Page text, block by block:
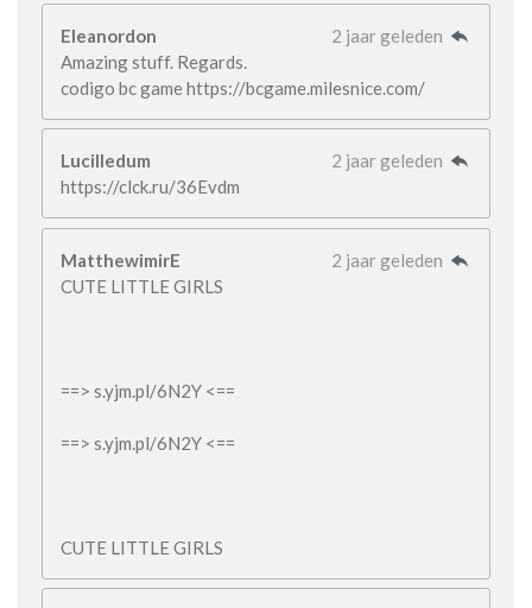
Eleanordon
2 jaar geleden
Amazing stuff. Regards.
codigo bc game https://bcgame.milesnice.com/
Lucilledum
2 jaar geleden
https://clck.ru/36Evdm
MatthewimirE
2 jaar geleden
CUTE LITTLE GIRLS
==> s.yjm.pl/6N2Y <==
==> s.yjm.pl/6N2Y <==
CUTE LITTLE GIRLS